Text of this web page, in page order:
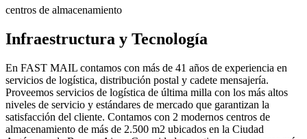
centros de almacenamiento
Infraestructura y Tecnología
En FAST MAIL contamos con más de 41 años de experiencia en
servicios de logística, distribución postal y cadete mensajería.
Proveemos servicios de logística de última milla con los más altos
niveles de servicio y estándares de mercado que garantizan la
satisfacción del cliente. Contamos con 2 modernos centros de
almacenamiento de más de 2.500 m2 ubicados en la Ciudad